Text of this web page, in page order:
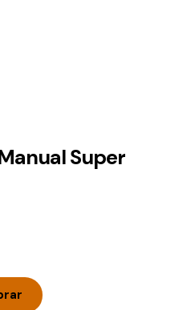
Super